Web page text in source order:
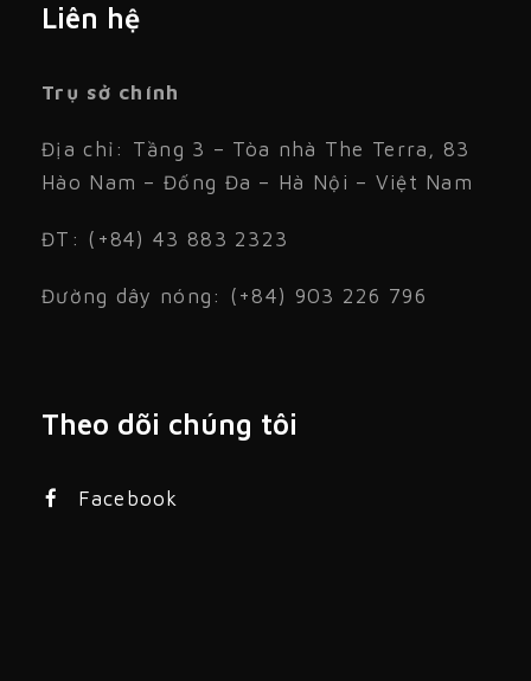
Liên hệ
Trụ sở chính
Địa chỉ: Tầng 3 – Tòa nhà The Terra, 83
Hào Nam – Đống Đa – Hà Nội – Việt Nam
ĐT: (+84) 43 883 2323
Đường dây nóng: (+84) 903 226 796
Theo dõi chúng tôi
Facebook